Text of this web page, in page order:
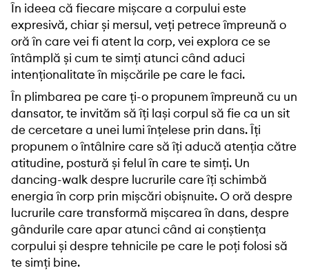
În ideea că fiecare mișcare a corpului este
expresivă, chiar și mersul, veți petrece împreună o
oră în care vei fi atent la corp, vei explora ce se
întâmplă și cum te simți atunci când aduci
intenționalitate în mișcările pe care le faci.
În plimbarea pe care ți-o propunem împreună cu un
dansator, te invităm să îți lași corpul să fie ca un sit
de cercetare a unei lumi înțelese prin dans. Îți
propunem o întâlnire care să îți aducă atenția către
atitudine, postură și felul în care te simți. Un
dancing-walk despre lucrurile care îți schimbă
energia în corp prin mișcări obișnuite. O oră despre
lucrurile care transformă mișcarea în dans, despre
gândurile care apar atunci când ai conștiența
corpului și despre tehnicile pe care le poți folosi să
te simți bine.